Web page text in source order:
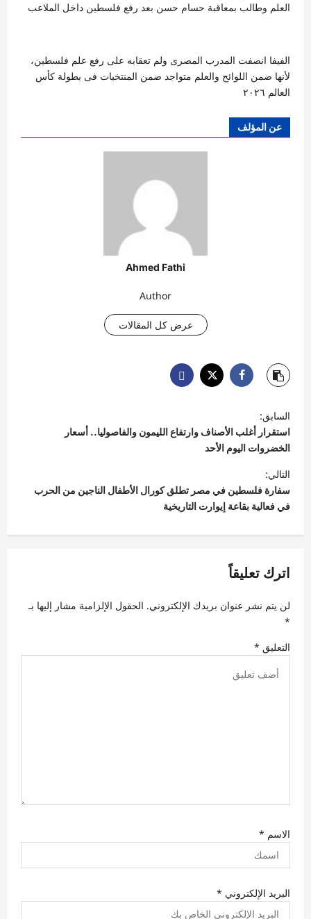
العلم وطالب بمعاقبة حسام حسن بعد رفع فلسطين داخل الملاعب
الفيفا انصفت المدرب المصرى ولم تعقابه على رفع علم فلسطين،
لأنها ضمن اللوائح والعلم متواجد ضمن المنتخبات فى بطولة كأس
العالم ٢٠٢٦
عن المؤلف
Ahmed Fathi
Author
عرض كل المقالات
ص
فّ
ح
ا
ل
م
ا
ل
ا
ت
السابق:
استقرار أغلب الأصناف وارتفاع الليمون والفاصوليا.. أسعار
الخضروات اليوم الأحد
التالي:
سفارة فلسطين في مصر تطلق كورال الأطفال الناجين من الحرب
في فعالية بقاعة إيوارت التاريخية
اترك تعليقاً
لن يتم نشر عنوان بريدك الإلكتروني. الحقول الإلزامية مشار إليها بـ
*
التعليق *
الاسم *
البريد الإلكتروني *